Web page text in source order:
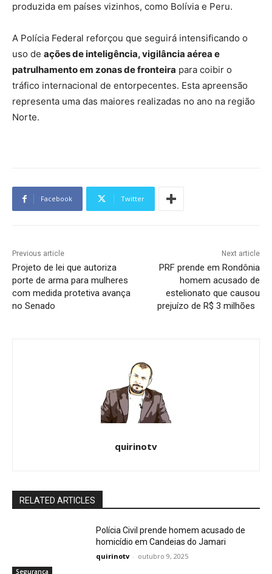
produzida em países vizinhos, como Bolívia e Peru.
A Polícia Federal reforçou que seguirá intensificando o
uso de ações de inteligência, vigilância aérea e
patrulhamento em zonas de fronteira para coibir o
tráfico internacional de entorpecentes. Esta apreensão
representa uma das maiores realizadas no ano na região
Norte.
Facebook Twitter
Previous article
Projeto de lei que autoriza
porte de arma para mulheres
com medida protetiva avança
no Senado
Next article
PRF prende em Rondônia
homem acusado de
estelionato que causou
prejuízo de R$ 3 milhões
quirinotv
RELATED ARTICLES
Segurança
Polícia Civil prende homem acusado de
homicídio em Candeias do Jamari
quirinotv - outubro 9, 2025